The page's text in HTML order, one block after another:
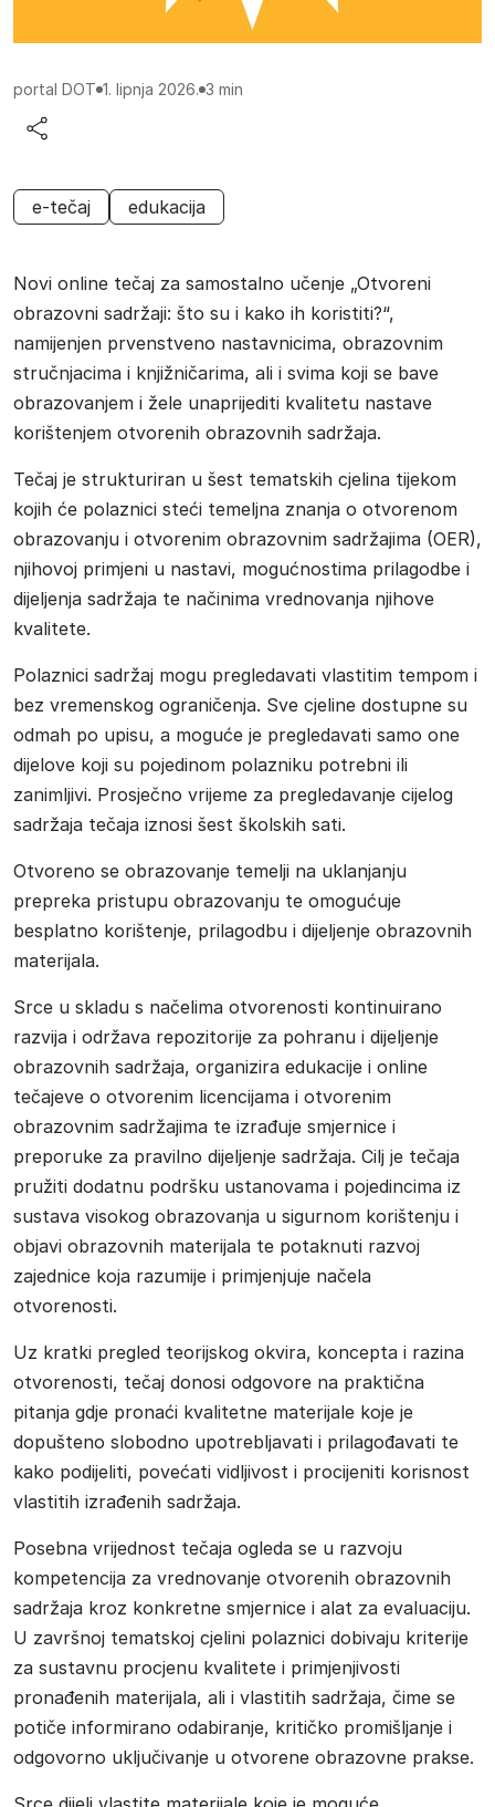
portal DOT 1. lipnja 2026. Procijenjeno vrijeme čitanja:
3 min
e-tečaj edukacija
Novi online tečaj za samostalno učenje „Otvoreni
obrazovni sadržaji: što su i kako ih koristiti?“,
namijenjen prvenstveno nastavnicima, obrazovnim
stručnjacima i knjižničarima, ali i svima koji se bave
obrazovanjem i žele unaprijediti kvalitetu nastave
korištenjem otvorenih obrazovnih sadržaja.
Tečaj je strukturiran u šest tematskih cjelina tijekom
kojih će polaznici steći temeljna znanja o otvorenom
obrazovanju i otvorenim obrazovnim sadržajima (OER),
njihovoj primjeni u nastavi, mogućnostima prilagodbe i
dijeljenja sadržaja te načinima vrednovanja njihove
kvalitete.
Polaznici sadržaj mogu pregledavati vlastitim tempom i
bez vremenskog ograničenja. Sve cjeline dostupne su
odmah po upisu, a moguće je pregledavati samo one
dijelove koji su pojedinom polazniku potrebni ili
zanimljivi. Prosječno vrijeme za pregledavanje cijelog
sadržaja tečaja iznosi šest školskih sati.
Otvoreno se obrazovanje temelji na uklanjanju
prepreka pristupu obrazovanju te omogućuje
besplatno korištenje, prilagodbu i dijeljenje obrazovnih
materijala.
Srce u skladu s načelima otvorenosti kontinuirano
razvija i održava repozitorije za pohranu i dijeljenje
obrazovnih sadržaja, organizira edukacije i online
tečajeve o otvorenim licencijama i otvorenim
obrazovnim sadržajima te izrađuje smjernice i
preporuke za pravilno dijeljenje sadržaja. Cilj je tečaja
pružiti dodatnu podršku ustanovama i pojedincima iz
sustava visokog obrazovanja u sigurnom korištenju i
objavi obrazovnih materijala te potaknuti razvoj
zajednice koja razumije i primjenjuje načela
otvorenosti.
Uz kratki pregled teorijskog okvira, koncepta i razina
otvorenosti, tečaj donosi odgovore na praktična
pitanja gdje pronaći kvalitetne materijale koje je
dopušteno slobodno upotrebljavati i prilagođavati te
kako podijeliti, povećati vidljivost i procijeniti korisnost
vlastitih izrađenih sadržaja.
Posebna vrijednost tečaja ogleda se u razvoju
kompetencija za vrednovanje otvorenih obrazovnih
sadržaja kroz konkretne smjernice i alat za evaluaciju.
U završnoj tematskoj cjelini polaznici dobivaju kriterije
za sustavnu procjenu kvalitete i primjenjivosti
pronađenih materijala, ali i vlastitih sadržaja, čime se
potiče informirano odabiranje, kritičko promišljanje i
odgovorno uključivanje u otvorene obrazovne prakse.